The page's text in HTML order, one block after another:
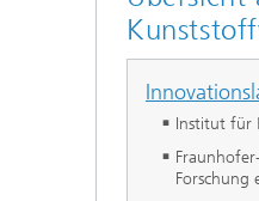
Institut für
Forschung